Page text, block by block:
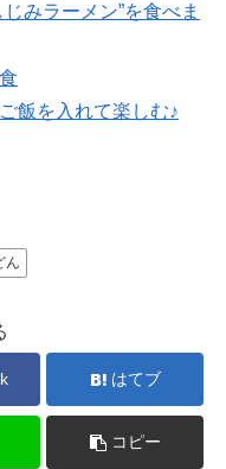
みラーメン”を食べま
飯を入れて楽しむ♪
ん
はてブ
コピー